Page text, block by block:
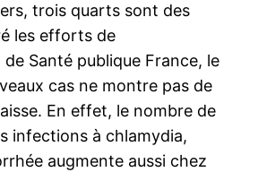
trois quarts sont des
les efforts de
Santé publique France, le
cas ne montre pas de
En effet, le nombre de
infections à chlamydia,
augmente aussi chez